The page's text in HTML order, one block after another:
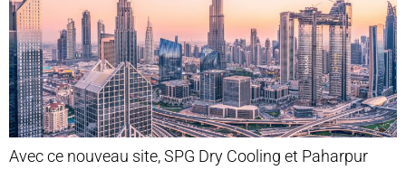
Avec ce nouveau site, SPG Dry Cooling et Paharpur